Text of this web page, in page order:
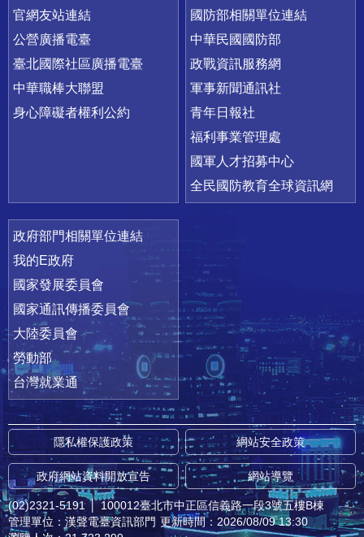
官網友站連結
公營廣播電臺
臺北國際社區廣播電臺
中華職棒大聯盟
身心障礙者權利公約
國防部相關單位連結
中華民國國防部
政戰資訊服務網
軍事新聞通訊社
青年日報社
福利事業管理處
國軍人才招募中心
全民國防教育全球資訊網
政府部門相關單位連結
我的E政府
國家發展委員會
國家通訊傳播委員會
大陸委員會
勞動部
台灣就業通
隱私權保護政策 網站安全政策
政府網站資料開放宣告 網站導覽
(02)2321-5191 │ 100012臺北市中正區信義路一段3號五樓B棟
管理單位：漢聲電臺資訊部門 更新時間：2026/08/09 13:30